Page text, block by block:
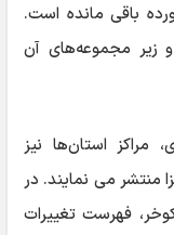
باقی مانده است.
۶۶ گروه کاری و زیر مجموعه‌های آن
استان‌ها نیز
منتشر می نمایند. در
کوخر، فهرست تغییرات